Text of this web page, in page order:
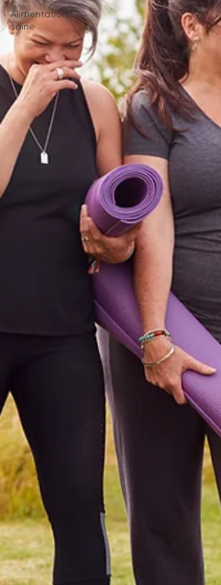
Alimentation
saine